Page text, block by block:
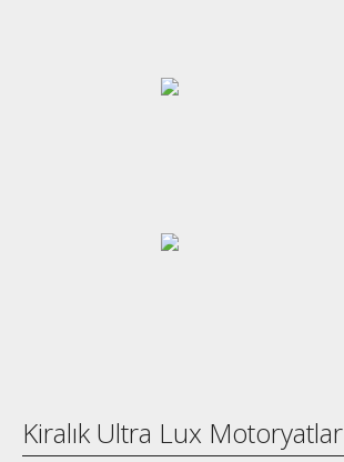
Kiralık Ultra Lux Motoryatlar